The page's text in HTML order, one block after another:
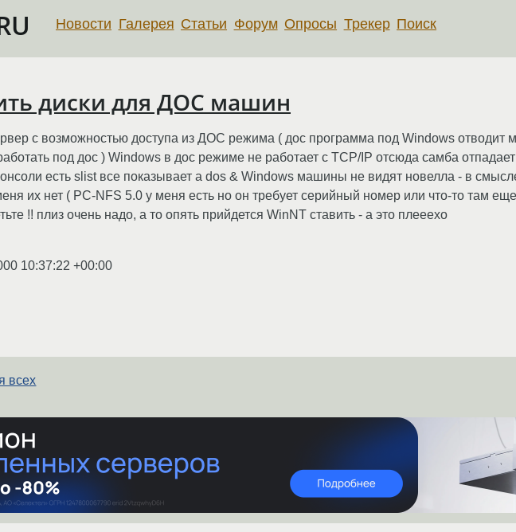
Новости Галерея Статьи Форум Опросы Трекер Поиск
диски для ДОС машин
с возможностью доступа из ДОС режима ( дос программа под Windows отводит
под дос ) Windows в дос режиме не работает с TCP/IP отсюда самба
есть slist все показывает а dos & Windows машины не видят новелла - в
их нет ( PC-NFS 5.0 у меня есть но он требует серийный номер или что-то там
!! плиз очень надо, а то опять прийдется WinNT ставить - а это плееехо
10:37:22 +00:00
всех